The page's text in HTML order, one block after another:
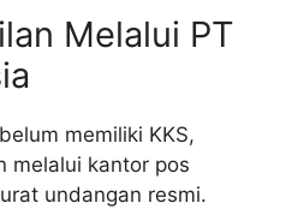
Melalui PT
memiliki KKS,
melalui kantor pos
undangan resmi.